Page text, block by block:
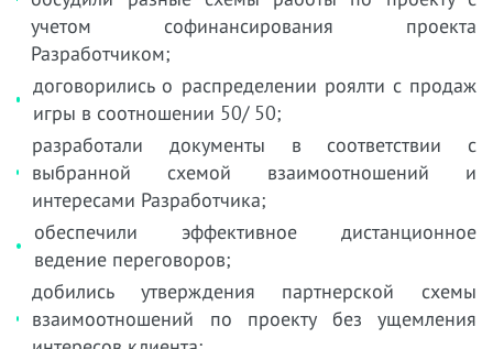
учетом софинансирования проекта
Разработчиком;
договорились о распределении роялти с продаж
игры в соотношении 50/ 50;
разработали документы в соответствии с
выбранной схемой взаимоотношений и
интересами Разработчика;
обеспечили эффективное дистанционное
ведение переговоров;
добились утверждения партнерской схемы
взаимоотношений по проекту без ущемления